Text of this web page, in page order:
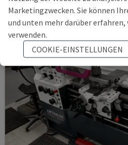
Marketingzwecken. Sie können
und unten mehr darüber erfahren,
verwenden.
COOKIE-EINSTELLUNGEN